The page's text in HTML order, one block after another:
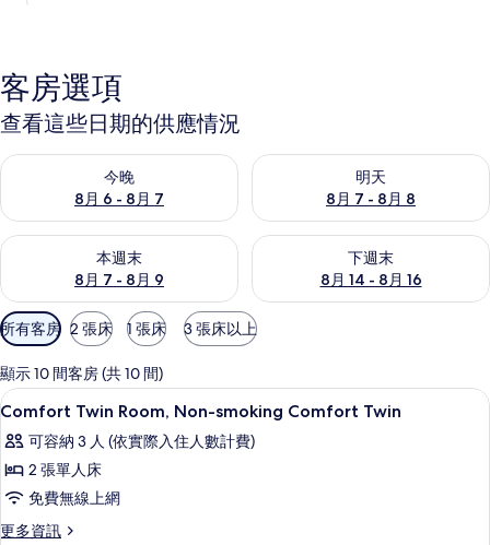
客房選項
查看這些日期的供應情況
今晚
8月 6 - 8月 7
查看今晚 (8月 6 - 8月 7) 的供應情況
明天
8月 7 - 8月 8
查看明天 (8月 7 - 8月 8) 的供
本週末
8月 7 - 8月 9
查看本週末 (8月 7 - 8月 9) 的供應情況
下週末
8月 14 - 8月 16
查看下週末 (8月 14 - 8月 16)
可
用
的
客
房
篩
選
條
所有客房 2 張床 1 張床 3 張床以上
顯示 10 間客房 (共 10 間)
顯
示
Comfort
Twin
Room,
Non-
2
Comfort Twin Room, Non-smoking Comfort Twin
可容納 3 人 (依實際入住人數計費)
2 張單人床
免費無線上網
更多資訊
更